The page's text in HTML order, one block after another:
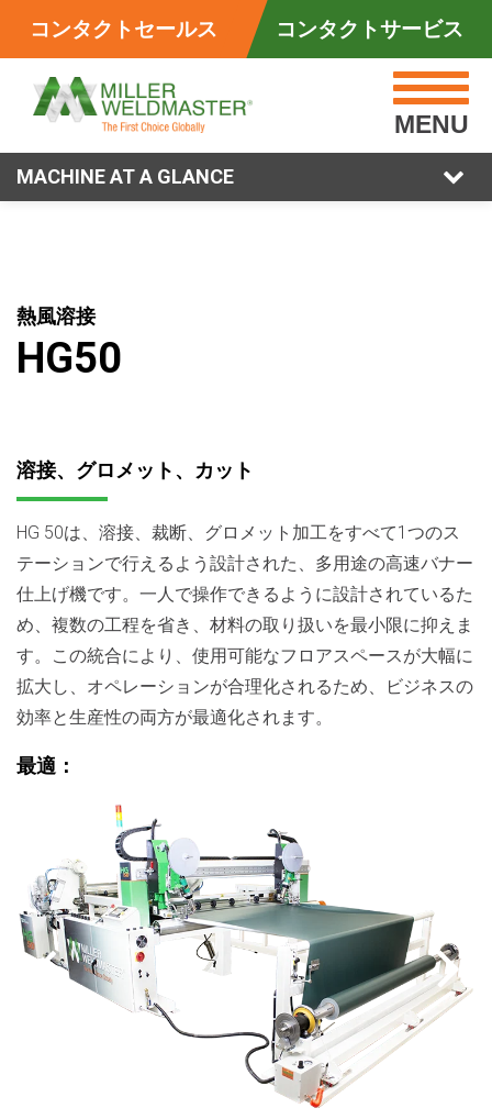
コンタクトセールス コンタクトサービス
MENU
MACHINE AT A GLANCE
熱風溶接
HG50
溶接、グロメット、カット
HG 50は、溶接、裁断、グロメット加工をすべて1つのス
テーションで行えるよう設計された、多用途の高速バナー
仕上げ機です。一人で操作できるように設計されているた
め、複数の工程を省き、材料の取り扱いを最小限に抑えま
す。この統合により、使用可能なフロアスペースが大幅に
拡大し、オペレーションが合理化されるため、ビジネスの
効率と生産性の両方が最適化されます。
最適：